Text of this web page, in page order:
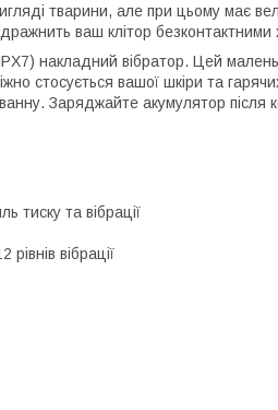
тварини, але при цьому має
ваш клітор безконтактними
накладний вібратор. Цей
стосується вашої шкіри та
Заряджайте акумулятор після
тиску та вібрації
рівнів вібрації